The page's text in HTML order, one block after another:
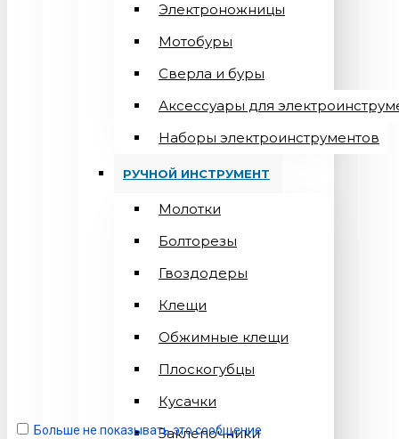
Электроножницы
Мотобуры
Сверла и буры
Аксессуары для
Наборы электроинструментов
РУЧНОЙ ИНСТРУМЕНТ
Молотки
Болторезы
Гвоздодеры
Клещи
Обжимные клещи
Плоскогубцы
Кусачки
Заклепочники
Больше не показывать это сообщение